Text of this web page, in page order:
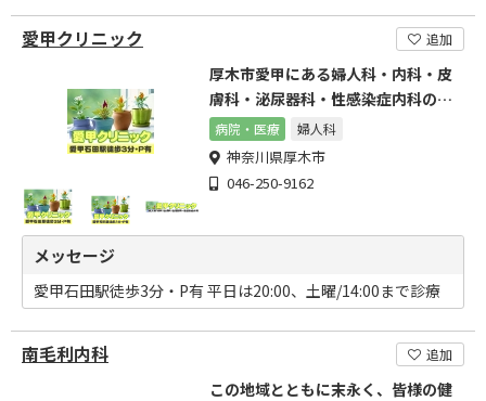
愛甲クリニック 追加
厚木市愛甲にある婦人科・内科・皮
膚科・泌尿器科・性感染症内科の病
院です
病院・医療 婦人科
神奈川県厚木市
046-250-9162
メッセージ
愛甲石田駅徒歩3分・P有 平日は20:00、土曜/14:00まで診療
南毛利内科 追加
この地域とともに末永く、皆様の健